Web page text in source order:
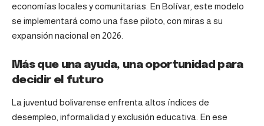
economías locales y comunitarias. En Bolívar, este modelo
se implementará como una fase piloto, con miras a su
expansión nacional en 2026.
Más que una ayuda, una oportunidad para
decidir el futuro
La juventud bolivarense enfrenta altos índices de
desempleo, informalidad y exclusión educativa. En ese